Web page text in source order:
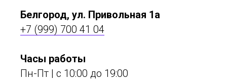
Белгород, ул. Привольная 1а
+7 (999) 700 41 04
Часы работы
Пн-Пт | с 10:00 до 19:00